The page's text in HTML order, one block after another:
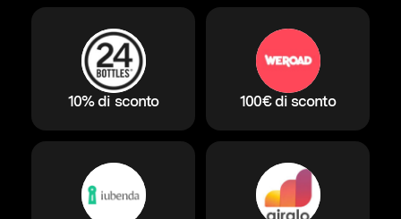
10% di sconto 100€ di sconto